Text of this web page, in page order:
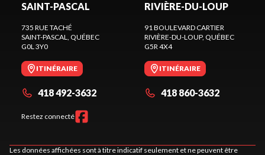
SAINT-PASCAL
735 RUE TACHÉ
SAINT-PASCAL, QUÉBEC
G0L 3Y0
ITINÉRAIRE
418 492-3632
Restez connecté
RIVIÈRE-DU-LOUP
91 BOULEVARD CARTIER
RIVIÈRE-DU-LOUP, QUÉBEC
G5R 4X4
ITINÉRAIRE
418 860-3632
Les données affichées sont à titre indicatif seulement et ne peuvent être